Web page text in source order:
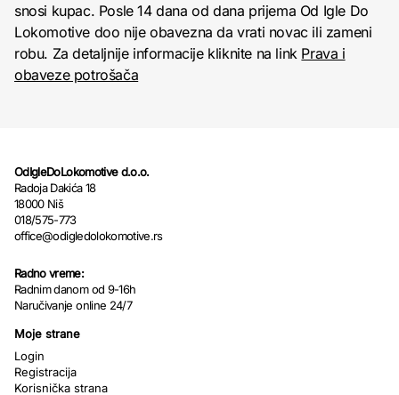
snosi kupac. Posle 14 dana od dana prijema Od Igle Do
Lokomotive doo nije obavezna da vrati novac ili zameni
robu. Za detaljnije informacije kliknite na link Prava i
obaveze potrošača
OdIgleDoLokomotive d.o.o.
Radoja Dakića 18
18000 Niš
018/575-773
office@odigledolokomotive.rs
Radno vreme:
Radnim danom od 9-16h
Naručivanje online 24/7
Moje strane
Login
Registracija
Korisnička strana